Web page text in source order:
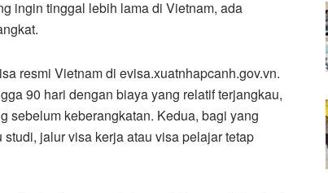
ingin tinggal lebih lama di Vietnam, ada
resmi Vietnam di evisa.xuatnhapcanh.gov.vn.
90 hari dengan biaya yang relatif terjangkau,
sebelum keberangkatan. Kedua, bagi yang
jalur visa kerja atau visa pelajar tetap